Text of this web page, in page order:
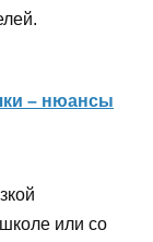
– нюансы
или со